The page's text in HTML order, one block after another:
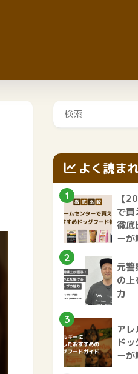
よく読ま
1
【
で買
徹底
ーが
2
元警
の上
力
3
ア
ド
ーが